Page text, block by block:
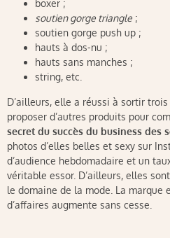
boxer ;
soutien gorge triangle ;
soutien gorge push up ;
hauts à dos-nu ;
hauts sans manches ;
string, etc.
D’ailleurs, elle a réussi à sortir
proposer d’autres produits pour
secret du succès du business des
photos d’elles belles et sexy sur
d’audience hebdomadaire et un
véritable essor. D’ailleurs, elles
le domaine de la mode. La marque
d’affaires augmente sans cesse.